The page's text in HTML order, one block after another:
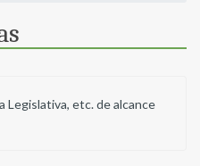
Legislativa, etc. de alcance